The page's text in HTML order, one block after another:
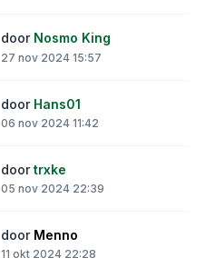
door Nosmo King
27 nov 2024 15:57
door Hans01
06 nov 2024 11:42
doortrxke
05 nov 2024 22:39
door Menno
11 okt 2024 22:28